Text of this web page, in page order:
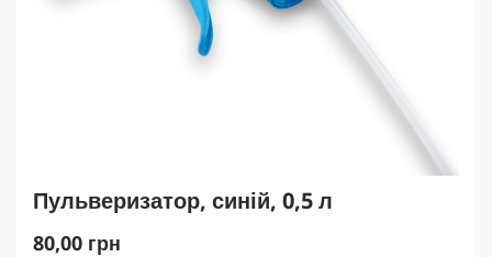
Пульверизатор, синій, 0,5 л
C
80,00 грн